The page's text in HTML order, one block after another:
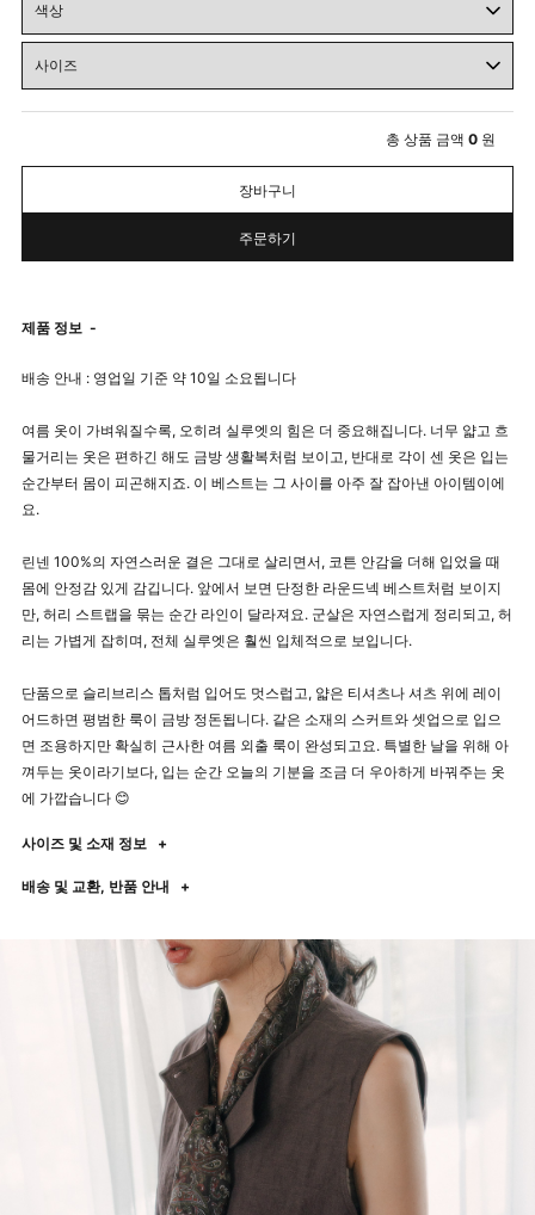
총 상품 금액 0 원
장바구니
주문하기
제품 정보 -
배송 안내 : 영업일 기준 약 10일 소요됩니다
여름 옷이 가벼워질수록, 오히려 실루엣의 힘은 더 중요해집니다. 너무 얇고 흐
물거리는 옷은 편하긴 해도 금방 생활복처럼 보이고, 반대로 각이 센 옷은 입는
순간부터 몸이 피곤해지죠. 이 베스트는 그 사이를 아주 잘 잡아낸 아이템이에
요.
린넨 100%의 자연스러운 결은 그대로 살리면서, 코튼 안감을 더해 입었을 때
몸에 안정감 있게 감깁니다. 앞에서 보면 단정한 라운드넥 베스트처럼 보이지
만, 허리 스트랩을 묶는 순간 라인이 달라져요. 군살은 자연스럽게 정리되고, 허
리는 가볍게 잡히며, 전체 실루엣은 훨씬 입체적으로 보입니다.
단품으로 슬리브리스 톱처럼 입어도 멋스럽고, 얇은 티셔츠나 셔츠 위에 레이
어드하면 평범한 룩이 금방 정돈됩니다. 같은 소재의 스커트와 셋업으로 입으
면 조용하지만 확실히 근사한 여름 외출 룩이 완성되고요. 특별한 날을 위해 아
껴두는 옷이라기보다, 입는 순간 오늘의 기분을 조금 더 우아하게 바꿔주는 옷
에 가깝습니다 😊
사이즈 및 소재 정보 +
배송 및 교환, 반품 안내 +